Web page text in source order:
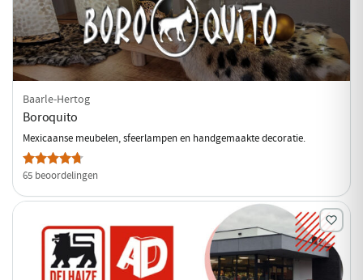
Baarle-Hertog
Boroquito
Mexicaanse meubelen, sfeerlampen en handgemaakte decoratie.
65 beoordelingen